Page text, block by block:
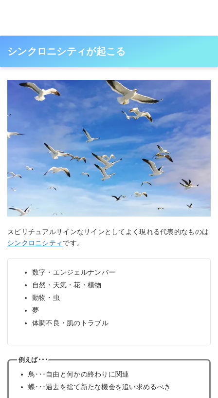
シンクロニシティが起こる
スピリチュアルサインなサインとしてよく現れる代表的なものは
シンクロニシティ です。
数字・エンジェルナンバー
自然・天気・花・植物
動物・虫
夢
体調不良・肌のトラブル
例えば･･･
鳥･･･自由と何かの終わりに関連
蝶･･･過去を捨て新たな機会を追い求めるべき